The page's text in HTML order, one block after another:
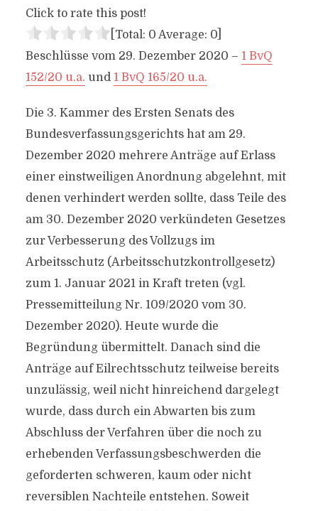
Click to rate this post!
[Total: 0 Average: 0]
Beschlüsse vom 29. Dezember 2020 – 1 BvQ
152/20 u.a. und 1 BvQ 165/20 u.a.
Die 3. Kammer des Ersten Senats des
Bundesverfassungsgerichts hat am 29.
Dezember 2020 mehrere Anträge auf Erlass
einer einstweiligen Anordnung abgelehnt, mit
denen verhindert werden sollte, dass Teile des
am 30. Dezember 2020 verkündeten Gesetzes
zur Verbesserung des Vollzugs im
Arbeitsschutz (Arbeitsschutzkontrollgesetz)
zum 1. Januar 2021 in Kraft treten (vgl.
Pressemitteilung Nr. 109/2020 vom 30.
Dezember 2020). Heute wurde die
Begründung übermittelt. Danach sind die
Anträge auf Eilrechtsschutz teilweise bereits
unzulässig, weil nicht hinreichend dargelegt
wurde, dass durch ein Abwarten bis zum
Abschluss der Verfahren über die noch zu
erhebenden Verfassungsbeschwerden die
geforderten schweren, kaum oder nicht
reversiblen Nachteile entstehen. Soweit